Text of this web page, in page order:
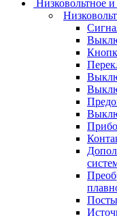
Низковольтное